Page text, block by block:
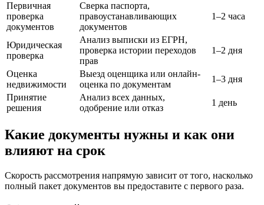
Первичная
проверка
документов
Сверка паспорта,
правоустанавливающих
документов
1–2 часа
Юридическая
проверка
Анализ выписки из ЕГРН,
проверка истории переходов
прав
1–2 дня
Оценка
недвижимости
Выезд оценщика или онлайн-
оценка по документам
1–3 дня
Принятие
решения
Анализ всех данных,
одобрение или отказ
1 день
Какие документы нужны и как они
влияют на срок
Скорость рассмотрения напрямую зависит от того, насколько
полный пакет документов вы предоставите с первого раза.